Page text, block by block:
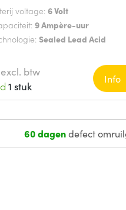
voltage: 6 Volt
9 Ampère-uur
Sealed Lead Acid
excl. btw
1 stuk
Info
60 dagendefect